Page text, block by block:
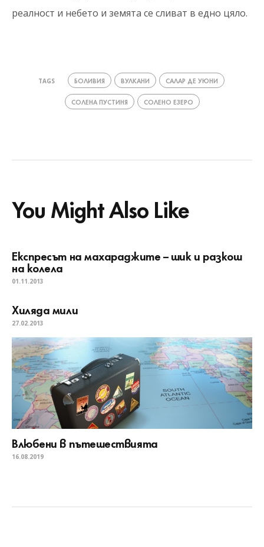
реалност и небето и земята се сливат в едно цяло.
TAGS БОЛИВИЯ ВУЛКАНИ САЛАР ДЕ УЮНИ
СОЛЕНА ПУСТИНЯ СОЛЕНО ЕЗЕРО
You Might Also Like
Eкспресът на махараджите – шик и разкош
на колела
01.11.2013
Хиляда мили
27.02.2013
Влюбени в пътешествията
16.08.2019